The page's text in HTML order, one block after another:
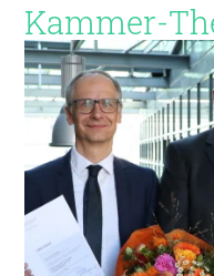
Kammer-